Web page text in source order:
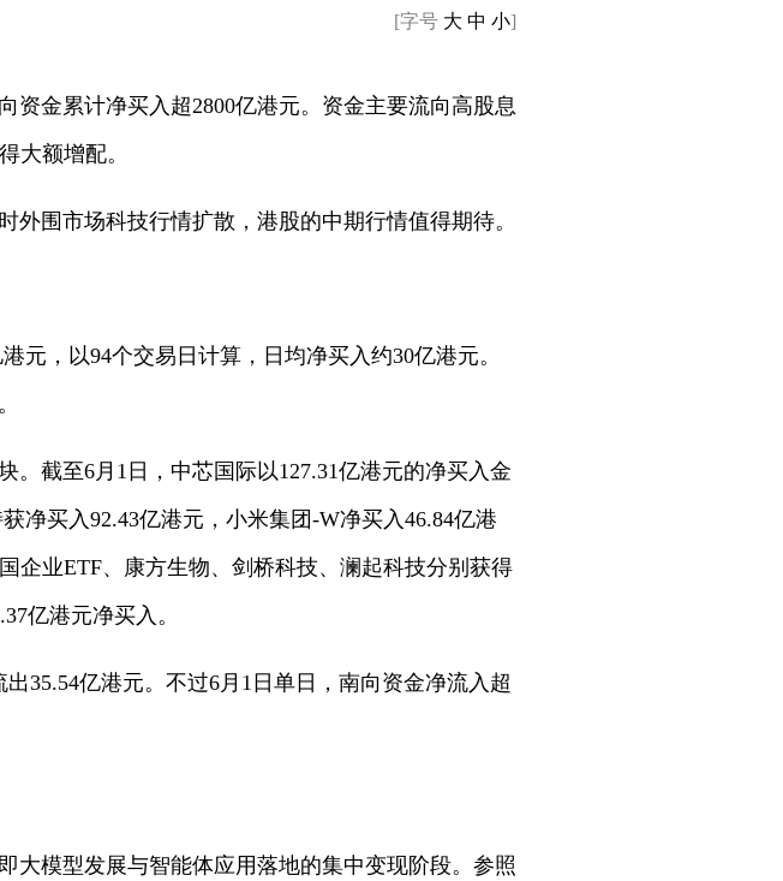
[字号 大 中 小]
资金累计净买入超2800亿港元。资金主要流向高股息
大额增配。
围市场科技行情扩散，港股的中期行情值得期待。
元，以94个交易日计算，日均净买入约30亿港元。
截至6月1日，中芯国际以127.31亿港元的净买入金
净买入92.43亿港元，小米集团-W净买入46.84亿港
企业ETF、康方生物、剑桥科技、澜起科技分别获得
亿港元净买入。
35.54亿港元。不过6月1日单日，南向资金净流入超
大模型发展与智能体应用落地的集中变现阶段。参照